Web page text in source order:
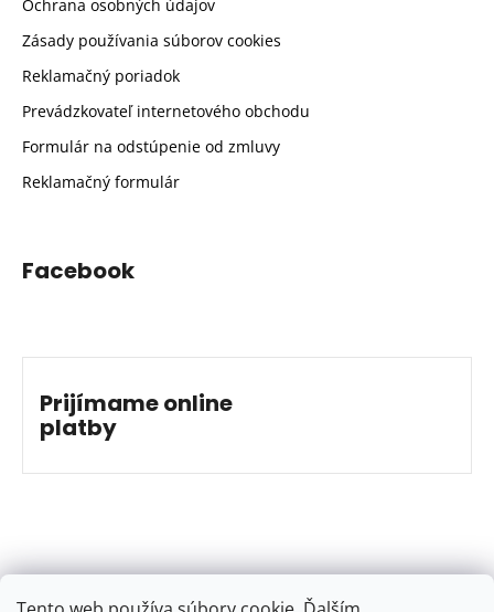
Ochrana osobných údajov
Zásady používania súborov cookies
Reklamačný poriadok
Prevádzkovateľ internetového obchodu
Formulár na odstúpenie od zmluvy
Reklamačný formulár
Facebook
Prijímame online
platby